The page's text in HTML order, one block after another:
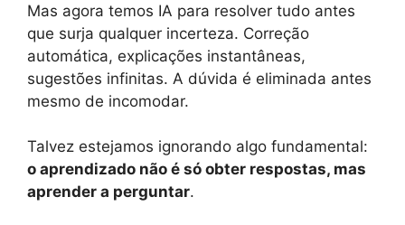
Mas agora temos IA para resolver tudo antes
que surja qualquer incerteza. Correção
automática, explicações instantâneas,
sugestões infinitas. A dúvida é eliminada antes
mesmo de incomodar.
Talvez estejamos ignorando algo fundamental:
o aprendizado não é só obter respostas, mas
aprender a perguntar.